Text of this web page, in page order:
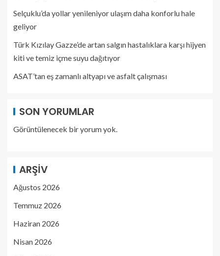
Selçuklu’da yollar yenileniyor ulaşım daha konforlu hale
geliyor
Türk Kızılay Gazze’de artan salgın hastalıklara karşı hijyen
kiti ve temiz içme suyu dağıtıyor
ASAT’tan eş zamanlı altyapı ve asfalt çalışması
SON YORUMLAR
Görüntülenecek bir yorum yok.
ARŞIV
Ağustos 2026
Temmuz 2026
Haziran 2026
Nisan 2026